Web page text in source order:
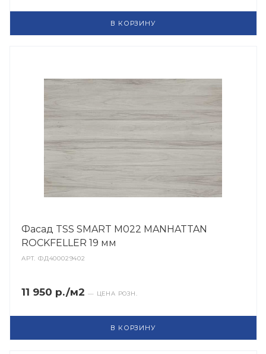
В КОРЗИНУ
Фасад TSS SMART M022 MANHATTAN
ROCKFELLER 19 мм
АРТ.ФД400029402
11 950 р./м2 — ЦЕНА РОЗН.
В КОРЗИНУ